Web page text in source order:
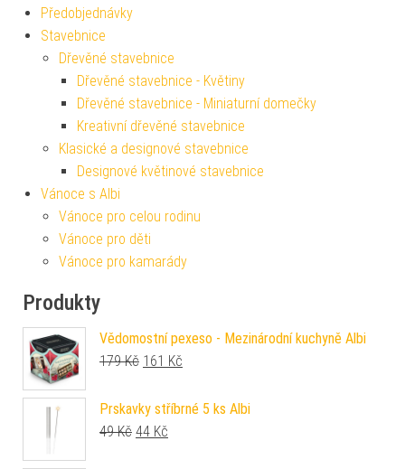
Předobjednávky
Stavebnice
Dřevěné stavebnice
Dřevěné stavebnice - Květiny
Dřevěné stavebnice - Miniaturní domečky
Kreativní dřevěné stavebnice
Klasické a designové stavebnice
Designové květinové stavebnice
Vánoce s Albi
Vánoce pro celou rodinu
Vánoce pro děti
Vánoce pro kamarády
Produkty
Vědomostní pexeso - Mezinárodní kuchyně Albi
179Kč Původní cena byla: 179 Kč.
161 Kč
Prskavky stříbrné 5 ks Albi
49Kč Původní cena byla: 49 Kč.
44 Kč